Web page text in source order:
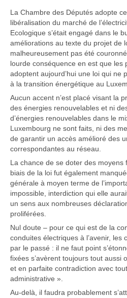
La Chambre des Députés adopte
libéralisation du marché de
Ecologique s’était engagé dans le
améliorations au texte du projet de
malheureusement pas été
lourde conséquence en est que les
adoptent aujourd’hui une loi qui ne
à la transition énergétique au
Aucun accent n’est placé visant la
des énergies renouvelables et ni
d’énergies renouvelables dans le
Luxembourg ne sont faits, ni des
de garantir un accès amélioré des
correspondantes au réseau.
La chance de se doter des moyens
biais de la loi fut également
générale à moyen terme de
impossible, interdiction qui elle
un sens aux nombreuses
proliférées.
Nul doute – pour ce qui est de la
conduites électriques à l’avenir, les
par le passé : il ne faut point
fixées s’avèrent toujours tout aussi
et en parfaite contradiction avec
administrative ».
Au-delà, il faudra probablement